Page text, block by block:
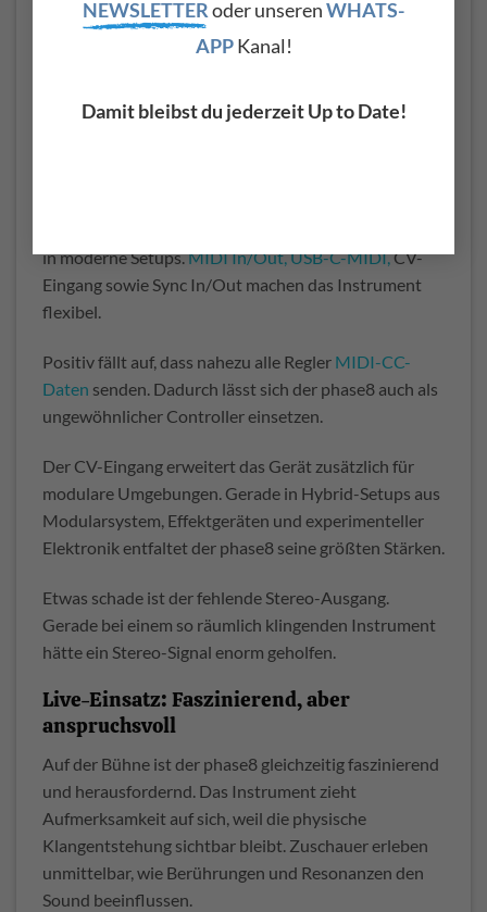
NEWSLETTERoder unserenWHATS-
APPKanal!
Damit bleibst du jederzeit Up to Date!
wirkt das charmant und analog-artig, teilweise aber
es dagegen problematischer werden, insbesondere bei
in moderne Setups.MIDI In/Out, USB-C-MIDI,CV-
Eingang sowie Sync In/Out machen das Instrument
flexibel.
Positiv fällt auf, dass nahezu alle Regler MIDI-CC-
Daten senden. Dadurch lässt sich der phase8 auch als
ungewöhnlicher Controller einsetzen.
Der CV-Eingang erweitert das Gerät zusätzlich für
modulare Umgebungen. Gerade in Hybrid-Setups aus
Modularsystem, Effektgeräten und experimenteller
Elektronik entfaltet der phase8 seine größten Stärken.
Etwas schade ist der fehlende Stereo-Ausgang.
Gerade bei einem so räumlich klingenden Instrument
hätte ein Stereo-Signal enorm geholfen.
Live-Einsatz: Faszinierend, aber
anspruchsvoll
Auf der Bühne ist der phase8 gleichzeitig faszinierend
und herausfordernd. Das Instrument zieht
Aufmerksamkeit auf sich, weil die physische
Klangentstehung sichtbar bleibt. Zuschauer erleben
unmittelbar, wie Berührungen und Resonanzen den
Sound beeinflussen.